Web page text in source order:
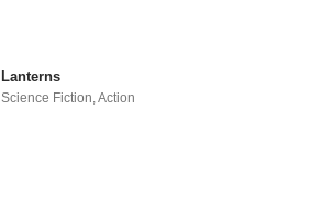
Lanterns
Science Fiction,Action